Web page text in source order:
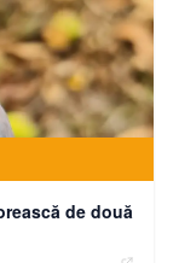
de două